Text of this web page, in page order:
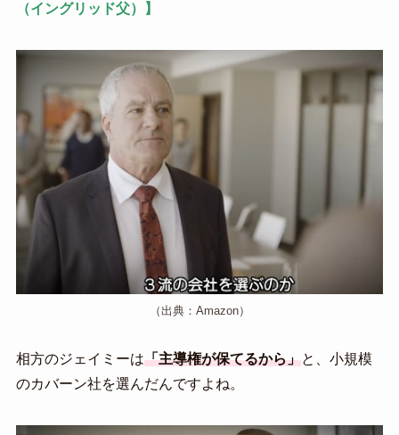
（イングリッド父）】
（出典：Amazon）
相方のジェイミーは「主導権が保てるから」と、小規模
のカバーン社を選んだんですよね。